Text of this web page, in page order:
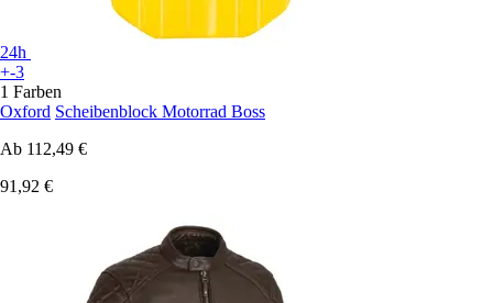
24h
+-3
1 Farben
Oxford Scheibenblock Motorrad Boss
Ab 112,49 €
91,92 €